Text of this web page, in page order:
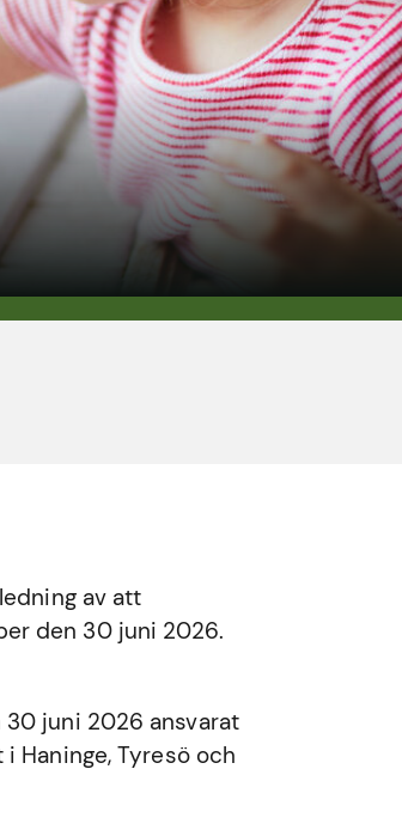
av att
den 30 juni 2026.
juni 2026 ansvarat
i Haninge,Tyresöoch